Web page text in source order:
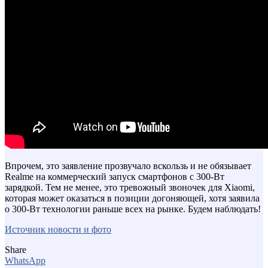
Впрочем, это заявление прозвучало вскользь и не обязывает
Realme на коммерческий запуск смартфонов с 300-Вт
зарядкой. Тем не менее, это тревожный звоночек для Xiaomi,
которая может оказаться в позиции догоняющей, хотя заявила
о 300-Вт технологии раньше всех на рынке. Будем наблюдать!
Источник новости и фото
Share
WhatsApp